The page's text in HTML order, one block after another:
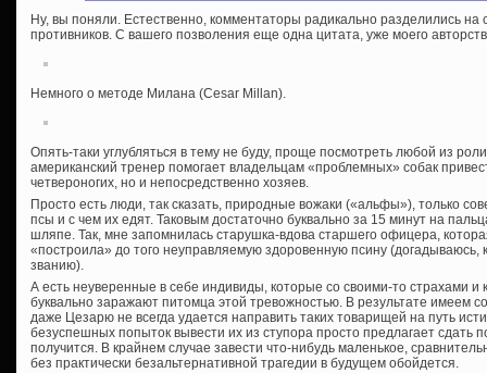
Ну, вы поняли. Естественно, комментаторы радикально разделились на
противников. С вашего позволения еще одна цитата, уже моего
Немного о методе Милана (Cesar Millan).
Опять-таки углубляться в тему не буду, проще посмотреть любой из
американский тренер помогает владельцам «проблемных» собак
четвероногих, но и непосредственно хозяев.
Просто есть люди, так сказать, природные вожаки («альфы»), только
псы и с чем их едят. Таковым достаточно буквально за 15 минут на
шляпе. Так, мне запомнилась старушка-вдова старшего офицера,
«построила» до того неуправляемую здоровенную псину (догадываюсь,
званию).
А есть неуверенные в себе индивиды, которые со своими-то страхами и
буквально заражают питомца этой тревожностью. В результате имеем
даже Цезарю не всегда удается направить таких товарищей на путь
безуспешных попыток вывести их из ступора просто предлагает сдать
получится. В крайнем случае завести что-нибудь маленькое,
без практически безальтернативной трагедии в будущем обойдется.